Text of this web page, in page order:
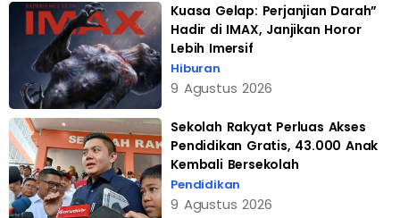
Kuasa Gelap: Perjanjian Darah”
Hadir di IMAX, Janjikan Horor
Lebih Imersif
Hiburan
9 Agustus 2026
Sekolah Rakyat Perluas Akses
Pendidikan Gratis, 43.000 Anak
Kembali Bersekolah
Pendidikan
9 Agustus 2026